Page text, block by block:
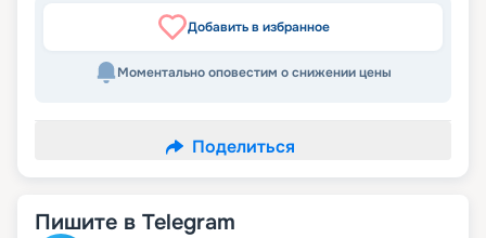
Добавить в избранное
Моментально оповестим о снижении цены
Поделиться
Пишите в Telegram